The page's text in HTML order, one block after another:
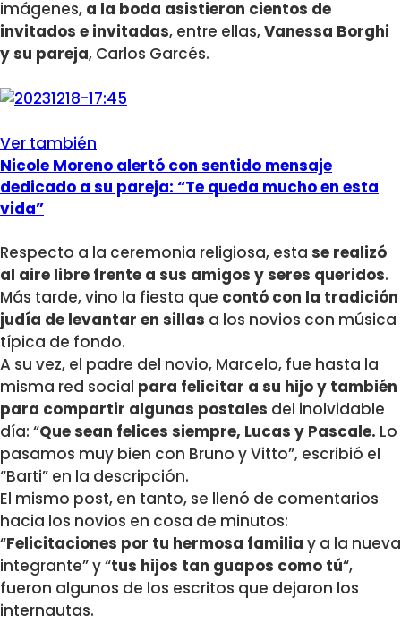
imágenes, a la boda asistieron cientos de
invitados e invitadas, entre ellas,Vanessa Borghi
y su pareja, Carlos Garcés.
Ver también
Nicole Moreno alertó con sentido mensaje
dedicado a su pareja: “Te queda mucho en esta
vida”
Respecto a la ceremonia religiosa, esta se realizó
al aire libre frente a sus amigos y seres queridos.
Más tarde, vino la fiesta que contó con la tradición
judía de levantar en sillas a los novios con música
típica de fondo.
A su vez, el padre del novio, Marcelo, fue hasta la
misma red social para felicitar a su hijo y también
para compartir algunas postales del inolvidable
día: “Que sean felices siempre, Lucas y Pascale. Lo
pasamos muy bien con Bruno y Vitto”, escribió el
“Barti” en la descripción.
El mismo post, en tanto, se llenó de comentarios
hacia los novios en cosa de minutos:
“Felicitaciones por tu hermosa familia y a la nueva
integrante” y “tus hijos tan guapos como tú“,
fueron algunos de los escritos que dejaron los
internautas.